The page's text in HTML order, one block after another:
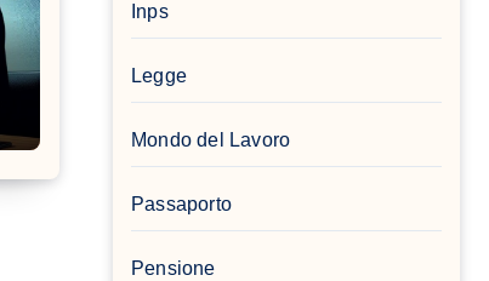
Inps
Legge
Mondo del Lavoro
Passaporto
Pensione